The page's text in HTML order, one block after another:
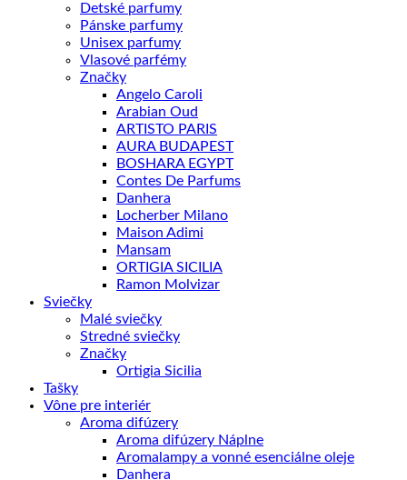
Detské parfumy
Pánske parfumy
Unisex parfumy
Vlasové parfémy
Značky
Angelo Caroli
Arabian Oud
ARTISTO PARIS
AURA BUDAPEST
BOSHARA EGYPT
Contes De Parfums
Danhera
Locherber Milano
Maison Adimi
Mansam
ORTIGIA SICILIA
Ramon Molvizar
Sviečky
Malé sviečky
Stredné sviečky
Značky
Ortigia Sicilia
Tašky
Vône pre interiér
Aroma difúzery
Aroma difúzery Náplne
Aromalampy a vonné esenciálne oleje
Danhera